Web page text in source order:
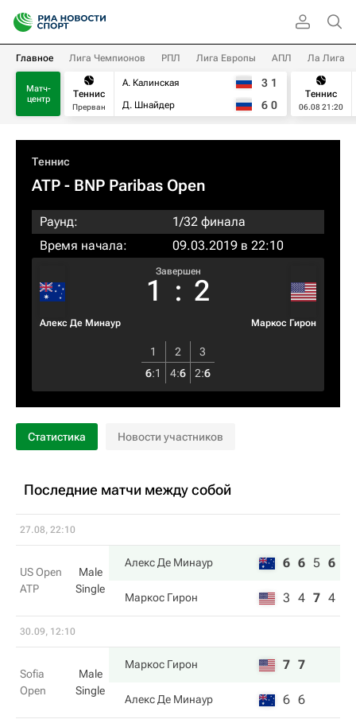
Главное Лига Чемпионов РПЛ Лига Европы АПЛ Ла Лига
Матч-
центр
Теннис
Прерван
А. Калинская
Д. Шнайдер
3 1
6 0
Теннис
06.08 21:20
Теннис
ATP - BNP Paribas Open
Раунд:
1/32 финала
Время начала:
09.03.2019 в 22:10
Алекс Де Минаур
Завершен
1 : 2
Маркос Гирон
1 2
3
6:1 4:6 2:6
Статистика Новости участников
Последние матчи между собой
27.08, 22:10
US Open
ATP
Male
Single
Алекс Де Минаур 6 6 5 6
Маркос Гирон 3 4 7 4
30.09, 12:10
Sofia
Open
Male
Single
Маркос Гирон 7 7
Алекс Де Минаур 6 6